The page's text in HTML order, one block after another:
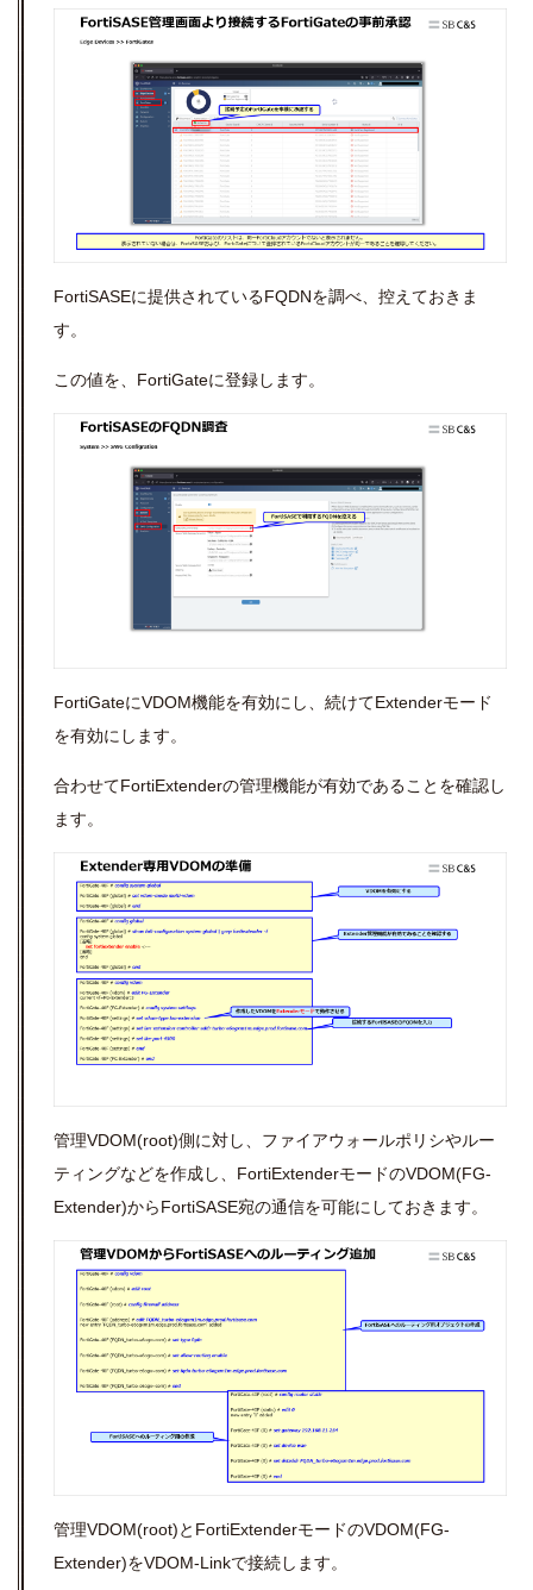
FortiSASEに提供されているFQDNを調べ、控えておきま
す。
この値を、FortiGateに登録します。
FortiGateにVDOM機能を有効にし、続けてExtenderモード
を有効にします。
合わせてFortiExtenderの管理機能が有効であることを確認し
ます。
管理VDOM(root)側に対し、ファイアウォールポリシやルー
ティングなどを作成し、 FortiExtenderモードのVDOM(FG-
Extender)からFortiSASE宛の通信を可能にしておきます。
管理VDOM(root)とFortiExtenderモードのVDOM(FG-
Extender)をVDOM-Linkで接続します。